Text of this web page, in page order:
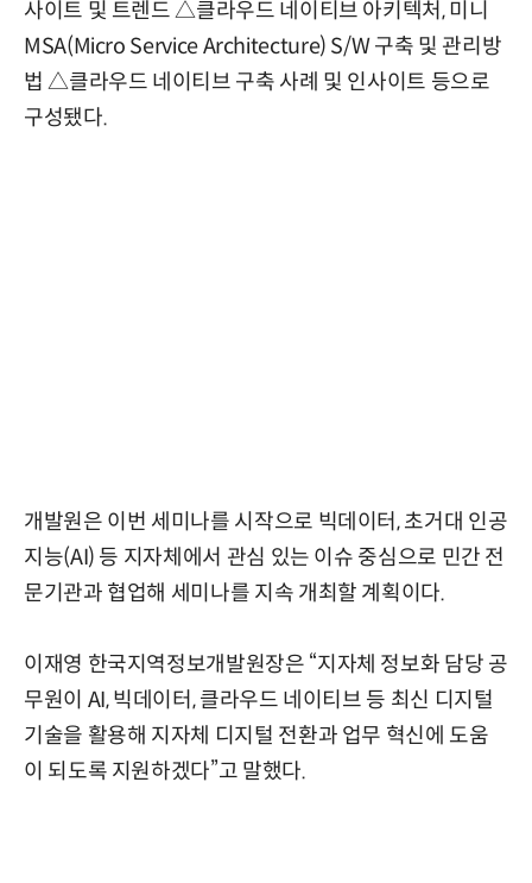
사이트 및 트렌드 △클라우드 네이티브 아키텍처, 미니
MSA(Micro Service Architecture) S/W 구축 및 관리방
법 △클라우드 네이티브 구축 사례 및 인사이트 등으로
구성됐다.
개발원은 이번 세미나를 시작으로 빅데이터, 초거대 인공
지능(AI) 등 지자체에서 관심 있는 이슈 중심으로 민간 전
문기관과 협업해 세미나를 지속 개최할 계획이다.
이재영 한국지역정보개발원장은 “지자체 정보화 담당 공
무원이 AI, 빅데이터, 클라우드 네이티브 등 최신 디지털
기술을 활용해 지자체 디지털 전환과 업무 혁신에 도움
이 되도록 지원하겠다”고 말했다.